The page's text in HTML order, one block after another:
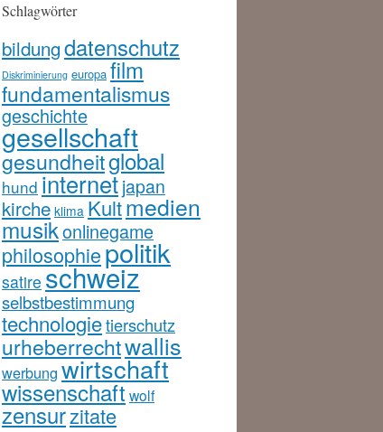
Schlagwörter
bildungdatenschutz
Diskriminierung europa film
fundamentalismus
geschichte
gesellschaft
gesundheitglobal
hund internetjapan
kirche klima Kultmedien
musikonlinegame
philosophiepolitik
satire schweiz
selbstbestimmung
technologietierschutz
urheberrechtwallis
werbung wirtschaft
wissenschaftwolf
zensurzitate